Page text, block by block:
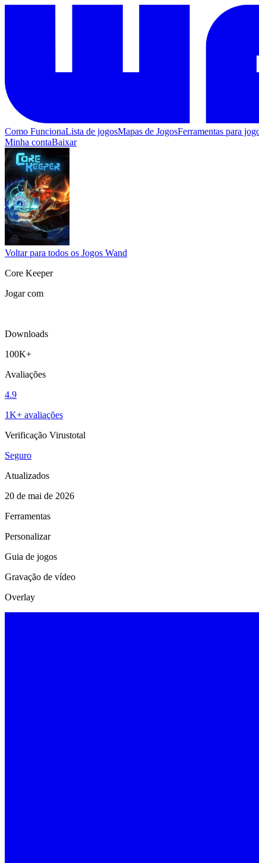
Como FuncionaLista de jogosMapas de JogosFerramentas para
Minha contaBaixar
Voltar para todos os Jogos Wand
Core Keeper
Jogar com
Downloads
100K+
Avaliações
4.9
1K+ avaliações
Verificação Virustotal
Seguro
Atualizados
20 de mai de 2026
Ferramentas
Personalizar
Guia de jogos
Gravação de vídeo
Overlay